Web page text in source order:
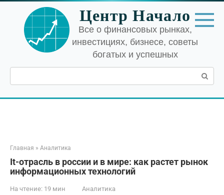
Перейти
контенту
Центр Начало
Все о финансовых рынках,
инвестициях, бизнесе, советы
богатых и успешных
Поиск:
Главная » Аналитика
It-отрасль в россии и в мире: как растет рынок
информационных технологий
На чтение: 19 мин Аналитика